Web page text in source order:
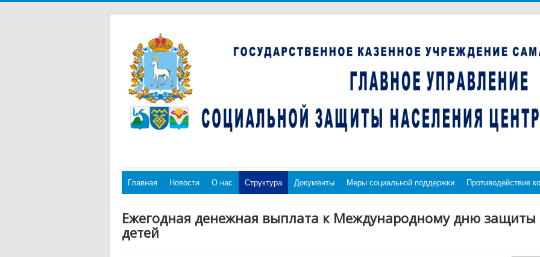
Главная Новости О нас Структура Документы Меры социальной поддержки Противодействие
Ежегодная денежная выплата к Международному дню защиты
детей